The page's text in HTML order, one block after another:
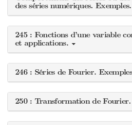
des séries numériques. Exemples.
245 : Fonctions d’une variable
et applications.
246 : Séries de Fourier.
250 : Transformation de